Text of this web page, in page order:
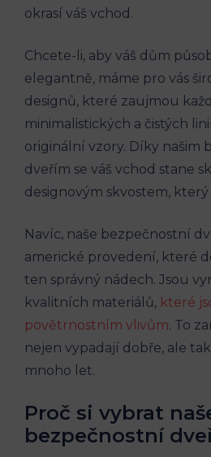
okrasí váš vchod.
Chcete-li, aby váš dům
elegantně, máme pro vás
designů, které zaujmou
minimalistických a čistých
originální vzory. Díky našim
dveřím se váš vchod stane
designovým skvostem,
Navíc, naše bezpečnostní
americké provedení, které
ten správný nádech. Jsou
kvalitních materiálů, které
povětrnostním vlivům. To
nejen vypadají dobře, ale
mnoho let.
Proč si vybrat
bezpečnostní